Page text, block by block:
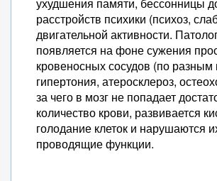
расстройств психики (психоз,
двигательной активности.
появляется на фоне сужения
кровеносных сосудов (по
гипертония, атеросклероз,
за чего в мозг не попадает
количество крови, развивается
голодание клеток и нарушаются
проводящие функции.